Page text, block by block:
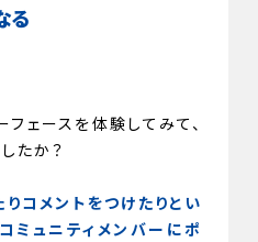
る
ェースを体験してみて、
たか？
コメントをつけたりとい
ミュニティメンバーにポ